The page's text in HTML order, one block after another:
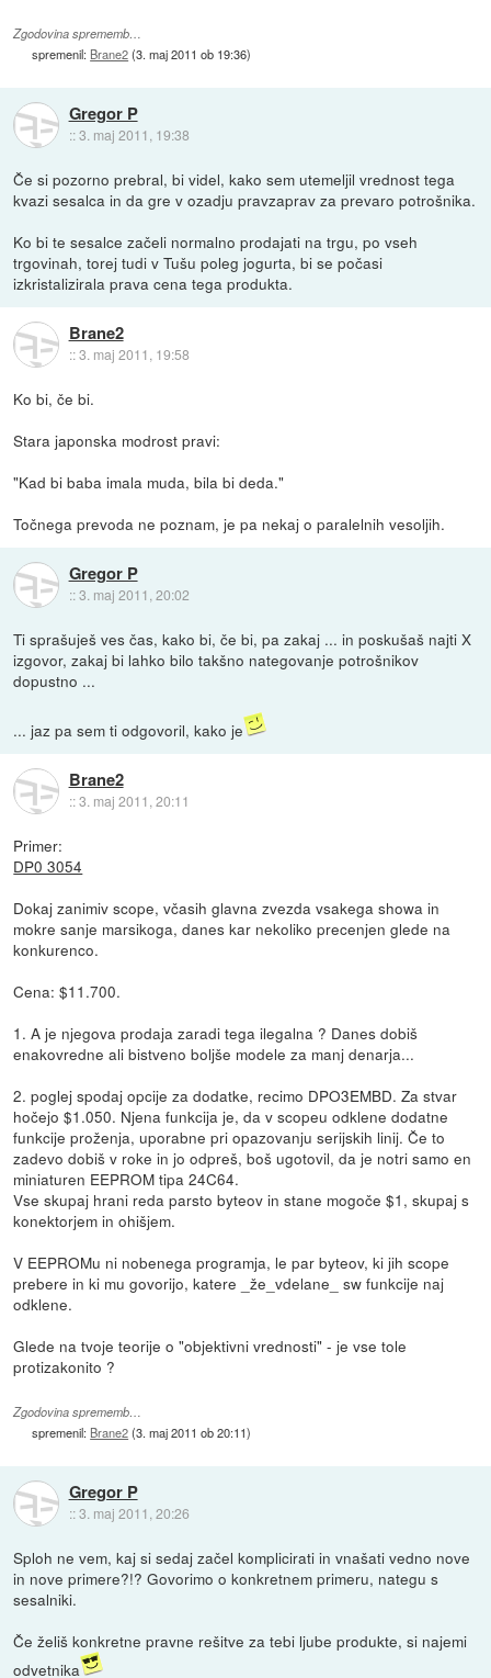
Zgodovina sprememb…
spremenil: Brane2(3. maj 2011 ob 19:36)
Gregor P
::3. maj 2011, 19:38
Če si pozorno prebral, bi videl, kako sem utemeljil vrednost tega
kvazi sesalca in da gre v ozadju pravzaprav za prevaro potrošnika.
Ko bi te sesalce začeli normalno prodajati na trgu, po vseh
trgovinah, torej tudi v Tušu poleg jogurta, bi se počasi
izkristalizirala prava cena tega produkta.
Brane2
::3. maj 2011, 19:58
Ko bi, če bi.
Stara japonska modrost pravi:
"Kad bi baba imala muda, bila bi deda."
Točnega prevoda ne poznam, je pa nekaj o paralelnih vesoljih.
Gregor P
::3. maj 2011, 20:02
Ti sprašuješ ves čas, kako bi, če bi, pa zakaj ... in poskušaš najti X
izgovor, zakaj bi lahko bilo takšno nategovanje potrošnikov
dopustno ...
... jaz pa sem ti odgovoril, kako je
Brane2
::3. maj 2011, 20:11
Primer:
DP0 3054
Dokaj zanimiv scope, včasih glavna zvezda vsakega showa in
mokre sanje marsikoga, danes kar nekoliko precenjen glede na
konkurenco.
Cena: $11.700.
1. A je njegova prodaja zaradi tega ilegalna ? Danes dobiš
enakovredne ali bistveno boljše modele za manj denarja...
2. poglej spodaj opcije za dodatke, recimo DPO3EMBD. Za stvar
hočejo $1.050. Njena funkcija je, da v scopeu odklene dodatne
funkcije proženja, uporabne pri opazovanju serijskih linij. Če to
zadevo dobiš v roke in jo odpreš, boš ugotovil, da je notri samo en
miniaturen EEPROM tipa 24C64.
Vse skupaj hrani reda parsto byteov in stane mogoče $1, skupaj s
konektorjem in ohišjem.
V EEPROMu ni nobenega programja, le par byteov, ki jih scope
prebere in ki mu govorijo, katere _že_vdelane_ sw funkcije naj
odklene.
Glede na tvoje teorije o "objektivni vrednosti" - je vse tole
protizakonito ?
Zgodovina sprememb…
spremenil: Brane2(3. maj 2011 ob 20:11)
Gregor P
::3. maj 2011, 20:26
Sploh ne vem, kaj si sedaj začel komplicirati in vnašati vedno nove
in nove primere?!? Govorimo o konkretnem primeru, nategu s
sesalniki.
Če želiš konkretne pravne rešitve za tebi ljube produkte, si najemi
odvetnika